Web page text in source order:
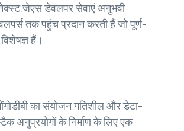
डेवलपर सेवाएं अनुभवी
तक पहुंच प्रदान करती हैं जो पूर्ण-
हैं।
का संयोजन गतिशील और डेटा-
अनुप्रयोगों के निर्माण के लिए एक